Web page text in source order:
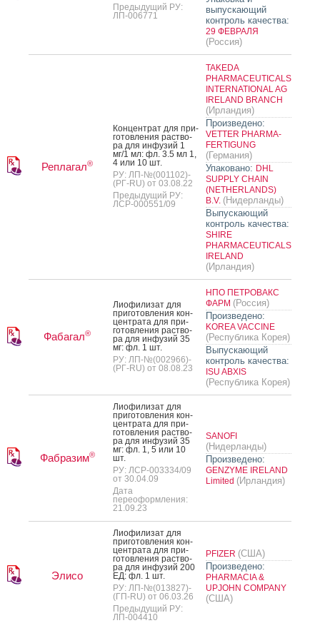
Предыдущий РУ:
ЛП-006771
выпускающий
контроль качества:
29 ФЕВРАЛЯ
(Россия)
Реплагал®
Кон­цен­трат для при­
готов­ле­ния рас­тво­
ра для ин­фу­зий 1
мг/1 мл: фл. 3.5 мл 1,
4 или 10 шт.
РУ: ЛП-№(001102)-
(РГ-RU) от 03.08.22
Предыдущий РУ:
ЛСР-000551/09
TAKEDA
PHARMACEUTICALS
INTERNATIONAL AG
IRELAND BRANCH
(Ирландия)
Произведено:
VETTER PHARMA-
FERTIGUNG
(Германия)
Упаковано: DHL
SUPPLY CHAIN
(NETHERLANDS)
B.V. (Нидерланды)
Выпускающий
контроль качества:
SHIRE
PHARMACEUTICALS
IRELAND
(Ирландия)
Фабагал®
Ли­офи­лизат для
при­готов­ле­ния кон­
цен­тра­та для при­
готов­ле­ния рас­тво­
ра для ин­фу­зий 35
мг: фл. 1 шт.
РУ: ЛП-№(002966)-
(РГ-RU) от 08.08.23
НПО ПЕТРОВАКС
ФАРМ (Россия)
Произведено:
KOREA VACCINE
(Республика Корея)
Выпускающий
контроль качества:
ISU ABXIS
(Республика Корея)
Фабразим®
Ли­офи­лизат для
при­готов­ле­ния кон­
цен­тра­та для при­
готов­ле­ния рас­тво­
ра для ин­фу­зий 35
мг: фл. 1, 5 или 10
шт.
РУ: ЛСР-003334/09
от 30.04.09
Дата
переоформления:
21.09.23
SANOFI
(Нидерланды)
Произведено:
GENZYME IRELAND
Limited (Ирландия)
Элисо
Ли­офи­лизат для
при­готов­ле­ния кон­
цен­тра­та для при­
готов­ле­ния рас­тво­
ра для ин­фу­зий 200
ЕД: фл. 1 шт.
РУ: ЛП-№(013827)-
(ГП-RU) от 06.03.26
Предыдущий РУ:
ЛП-004410
PFIZER (США)
Произведено:
PHARMACIA &
UPJOHN COMPANY
(США)